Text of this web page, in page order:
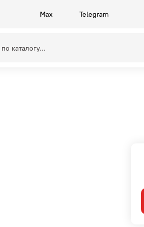
Max Telegram